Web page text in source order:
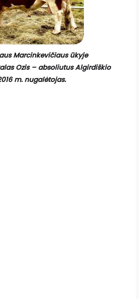
Marcinkevičiaus ūkyje
Ozis – absoliutus Algirdiškio
m. nugalėtojas.